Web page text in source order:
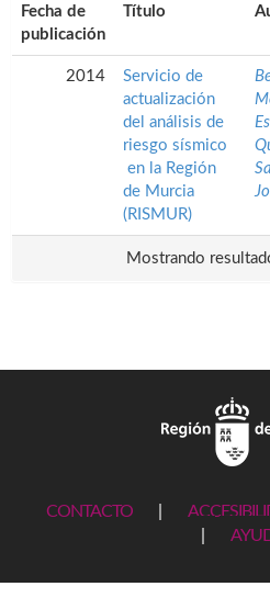
Fecha de
publicación
Título
2014
Servicio de
actualización
del análisis de
riesgo sísmico
en la Región
de Murcia
(RISMUR)
Mostrando
CONTACTO